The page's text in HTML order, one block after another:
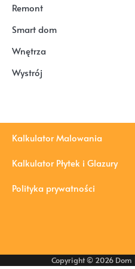
Remont
Smart dom
Wnętrza
Wystrój
Kalkulator Malowania
Kalkulator Płytek i Glazury
Polityka prywatności
Copyright © 2026 Dom